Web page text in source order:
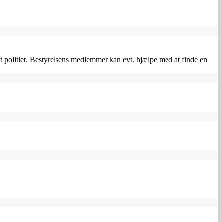
Bestyrelsens medlemmer kan evt. hjælpe med at finde en